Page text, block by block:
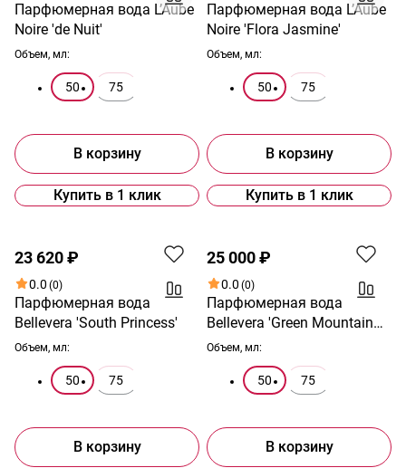
Парфюмерная вода L’Aube
Noire 'de Nuit'
Объем, мл:
50 75
В корзину
Купить в 1 клик
Парфюмерная вода L’Aube
Noire 'Flora Jasmine'
Объем, мл:
50 75
В корзину
Купить в 1 клик
23 620 ₽
0.0 (0)
Парфюмерная вода
Bellevera 'South Princess'
Объем, мл:
50 75
В корзину
25 000 ₽
0.0 (0)
Парфюмерная вода
Bellevera 'Green Mountain
Wood'
Объем, мл:
50 75
В корзину